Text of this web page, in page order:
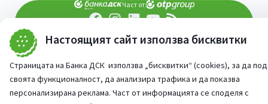
Настоящият сайт използва бисквитки
Страницата на Банка ДСК използва „бисквитки“ (cookies), за да
своята функционалност, да анализира трафика и да показва
персонализирана реклама. Част от информацията се споделя с
Част от:
При въпроси -попитай AI асистента ни
©2026
Всички права запазени
Сайт от:StudioX